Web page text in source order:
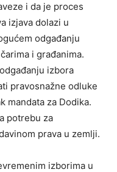
i da je proces
izjava dolazi u
odgađanju
i građanima.
izbora
pravosnažne odluke
mandata za Dodika.
potrebu za
prava u zemlji.
izborima u